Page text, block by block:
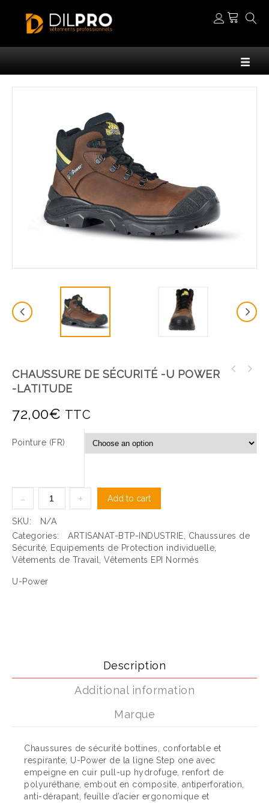
CHAUSSURE DE SÉCURITÉ -U POWER
-LATITUDE
72,00€ TTC
Pointure (FR)
Add to cart
SKU:
N/A
Categories:
ARTISANAT-BTP-INDUSTRIE
Chaussures de
Sécurité
Equipements de Protection individuelle
Vêtements de Travail
Vêtements EPI Normés
U-Power
Description
Additional information
Marque
Chaussures de sécurité bottines, confortable et
respirante, U-Power de la ligne Step one avec
empeigne en cuir pull-up hydrofuge, renfort de
polyuréthane, embout en composite, antiperforation,
anti-dérapant, feuille d’acier ergonomique et